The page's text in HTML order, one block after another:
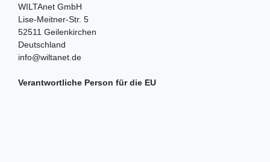
WILTAnet GmbH
Lise-Meitner-Str. 5
52511 Geilenkirchen
Deutschland
info@wiltanet.de
Verantwortliche Person für die EU